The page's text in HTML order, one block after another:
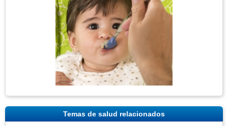
Temas de salud relacionados